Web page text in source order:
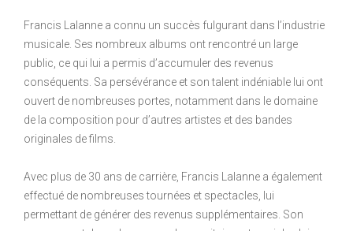
Francis Lalanne a connu un succès fulgurant dans l’industrie
musicale. Ses nombreux albums ont rencontré un large
public, ce qui lui a permis d’accumuler des revenus
conséquents. Sa persévérance et son talent indéniable lui ont
ouvert de nombreuses portes, notamment dans le domaine
de la composition pour d’autres artistes et des bandes
originales de films.
Avec plus de 30 ans de carrière, Francis Lalanne a également
effectué de nombreuses tournées et spectacles, lui
permettant de générer des revenus supplémentaires. Son